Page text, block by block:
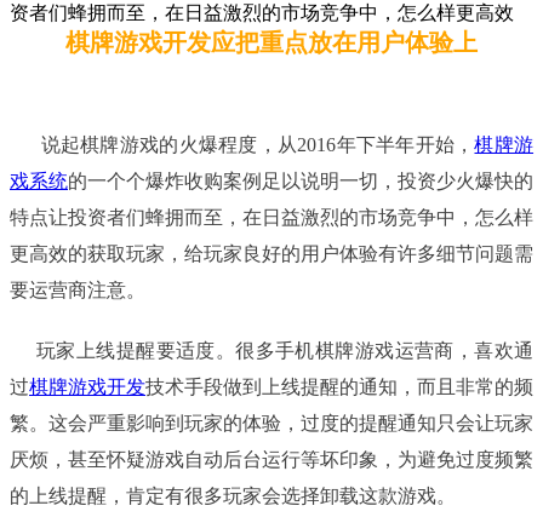
资者们蜂拥而至，在日益激烈的市场竞争中，怎么样更高效
棋牌游戏开发应把重点放在用户体验上
说起棋牌游戏的火爆程度，从2016年下半年开始，棋牌游
戏系统的一个个爆炸收购案例足以说明一切，投资少火爆快的
特点让投资者们蜂拥而至，在日益激烈的市场竞争中，怎么样
更高效的获取玩家，给玩家良好的用户体验有许多细节问题需
要运营商注意。
玩家上线提醒要适度。很多手机棋牌游戏运营商，喜欢通
过棋牌游戏开发技术手段做到上线提醒的通知，而且非常的频
繁。这会严重影响到玩家的体验，过度的提醒通知只会让玩家
厌烦，甚至怀疑游戏自动后台运行等坏印象，为避免过度频繁
的上线提醒，肯定有很多玩家会选择卸载这款游戏。